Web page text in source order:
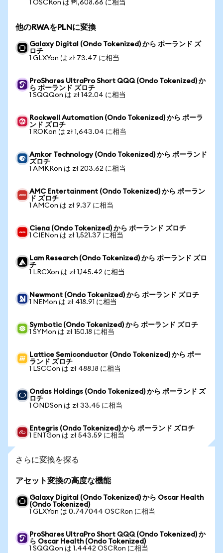
1 OSCRon は ₱1,608.66 に相当
他のRWAをPLNに変換
Galaxy Digital (Ondo Tokenized) から ポーランド ズ
ロチ
1 GLXYon は zł 73.47 に相当
ProShares UltraPro Short QQQ (Ondo Tokenized) か
ら ポーランド ズロチ
1 SQQQon は zł 142.04 に相当
Rockwell Automation (Ondo Tokenized) から ポーラ
ンド ズロチ
1 ROKon は zł 1,643.04 に相当
Amkor Technology (Ondo Tokenized) から ポーランド
ズロチ
1 AMKRon は zł 203.62 に相当
AMC Entertainment (Ondo Tokenized) から ポーラン
ド ズロチ
1 AMCon は zł 9.37 に相当
Ciena (Ondo Tokenized) から ポーランド ズロチ
1 CIENon は zł 1,521.37 に相当
Lam Research (Ondo Tokenized) から ポーランド ズロ
チ
1 LRCXon は zł 1,145.42 に相当
Newmont (Ondo Tokenized) から ポーランド ズロチ
1 NEMon は zł 418.91 に相当
Symbotic (Ondo Tokenized) から ポーランド ズロチ
1 SYMon は zł 150.18 に相当
Lattice Semiconductor (Ondo Tokenized) から ポー
ランド ズロチ
1 LSCCon は zł 488.18 に相当
Ondas Holdings (Ondo Tokenized) から ポーランド ズ
ロチ
1 ONDSon は zł 33.45 に相当
Entegris (Ondo Tokenized) から ポーランド ズロチ
1 ENTGon は zł 543.59 に相当
さらに変換を探る
アセット変換の高度な機能
Galaxy Digital (Ondo Tokenized) から Oscar Health
(Ondo Tokenized)
1 GLXYon は 0.747044 OSCRon に相当
ProShares UltraPro Short QQQ (Ondo Tokenized) か
ら Oscar Health (Ondo Tokenized)
1 SQQQon は 1.4442 OSCRon に相当